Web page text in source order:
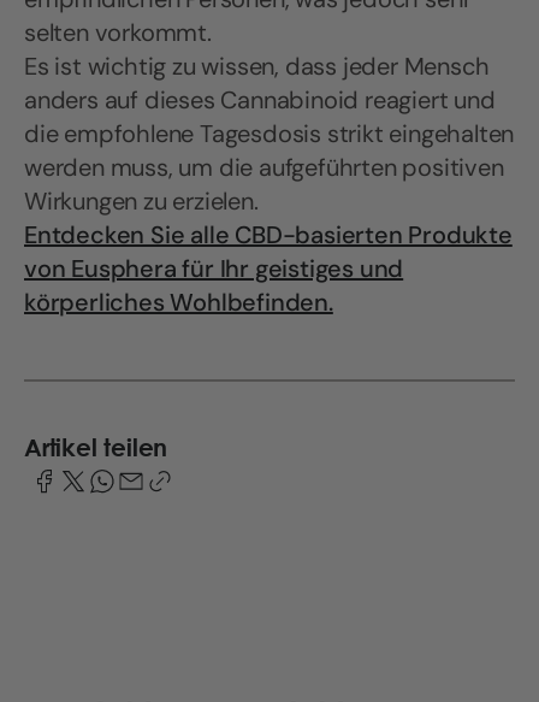
selten vorkommt.
Es ist wichtig zu wissen, dass jeder Mensch
anders auf dieses Cannabinoid reagiert und
die empfohlene Tagesdosis strikt eingehalten
werden muss, um die aufgeführten positiven
Wirkungen zu erzielen.
Entdecken Sie alle CBD-basierten Produkte
von Eusphera für Ihr geistiges und
körperliches Wohlbefinden.
Artikel teilen